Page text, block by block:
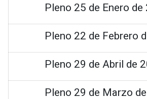
Pleno 25 de Enero de
Pleno 22 de Febrero
Pleno 29 de Abril de
Pleno 29 de Marzo